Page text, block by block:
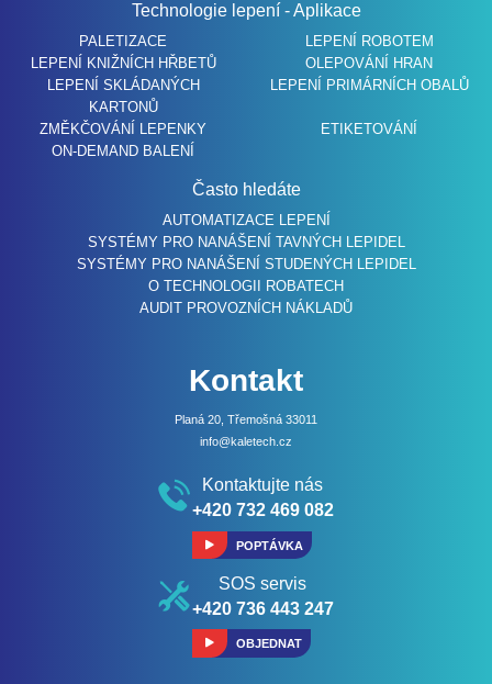
Technologie lepení - Aplikace
PALETIZACE
LEPENÍ ROBOTEM
LEPENÍ KNIŽNÍCH HŘBETŮ
OLEPOVÁNÍ HRAN
LEPENÍ SKLÁDANÝCH
KARTONŮ
LEPENÍ PRIMÁRNÍCH OBALŮ
ZMĚKČOVÁNÍ LEPENKY
ETIKETOVÁNÍ
ON-DEMAND BALENÍ
Často hledáte
AUTOMATIZACE LEPENÍ
SYSTÉMY PRO NANÁŠENÍ TAVNÝCH LEPIDEL
SYSTÉMY PRO NANÁŠENÍ STUDENÝCH LEPIDEL
O TECHNOLOGII ROBATECH
AUDIT PROVOZNÍCH NÁKLADŮ
Kontakt
Planá 20, Třemošná 33011
info@kaletech.cz
Kontaktujte nás
+420 732 469 082
POPTÁVKA
SOS servis
+420 736 443 247
OBJEDNAT